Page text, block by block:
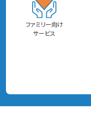
ファミリー向け
サービス